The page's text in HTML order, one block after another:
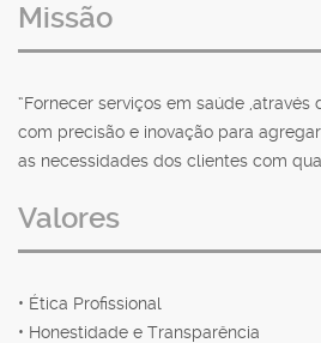
Missão
“Fornecer serviços em saúde
com precisão e inovação para
as necessidades dos clientes com
Valores
• Ética Profissional
• Honestidade e Transparência